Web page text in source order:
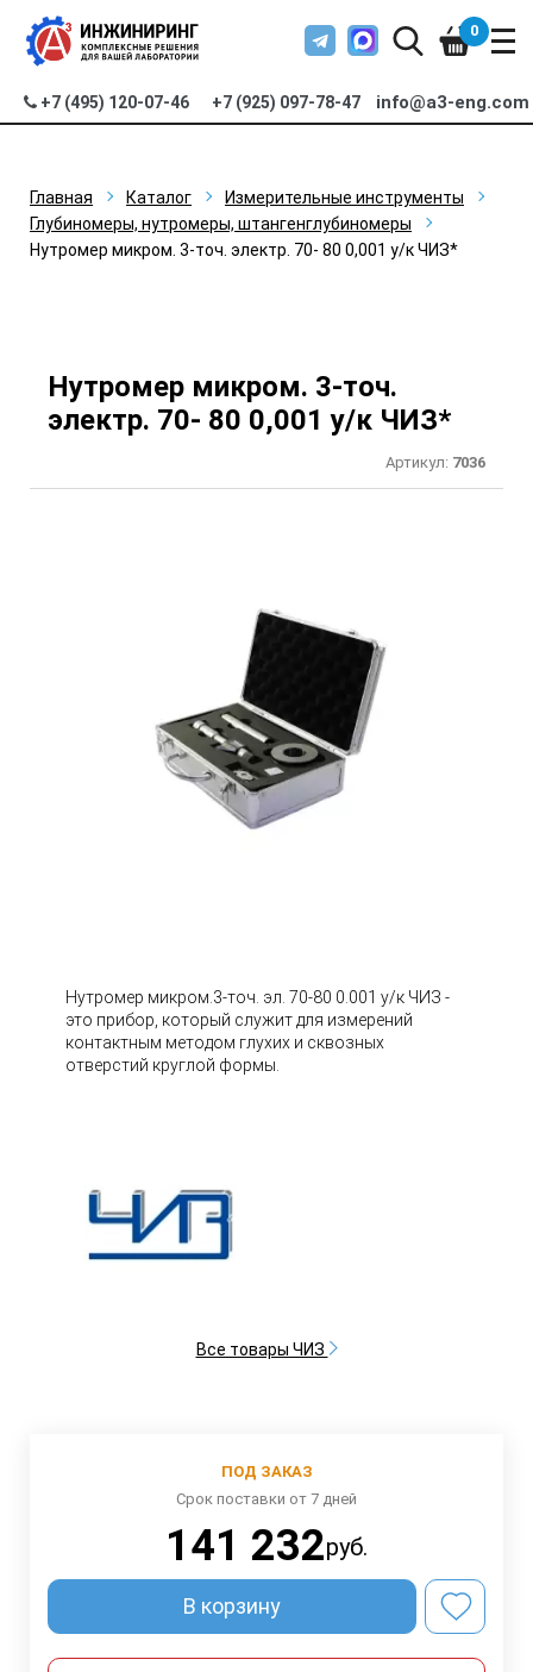
+7 (495) 120-07-46 +7 (925) 097-78-47 info@a3-eng.com
0
Главная Каталог
Измерительные инструменты
Глубиномеры, нутромеры, штангенглубиномеры
Нутромер микром. 3-точ. электр. 70- 80 0,001 у/к ЧИЗ*
Нутромер микром. 3-точ.
электр. 70- 80 0,001 у/к ЧИЗ*
Артикул: 7036
Нутромер микром.3-точ. эл. 70-80 0.001 у/к ЧИЗ -
это прибор, который служит для измерений
контактным методом глухих и сквозных
отверстий круглой формы.
Все товары ЧИЗ
ПОД ЗАКАЗ
Срок поставки от 7 дней
141 232руб.
В корзину